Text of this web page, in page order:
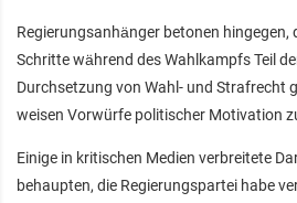
Regierungsanhänger betonen hingegen,
Schritte während des Wahlkampfs Teil
Durchsetzung von Wahl- und Strafrecht
weisen Vorwürfe politischer Motivation
Einige in kritischen Medien verbreitete
behaupten, die Regierungspartei habe